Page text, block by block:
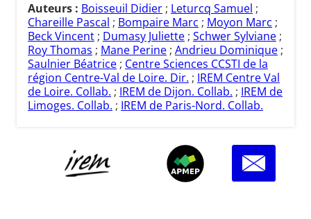
Auteurs : Boisseuil Didier ; Leturcq Samuel ;
Chareille Pascal ; Bompaire Marc ; Moyon Marc ;
Beck Vincent ; Dumasy Juliette ; Schwer Sylviane ;
Roy Thomas ; Mane Perine ; Andrieu Dominique ;
Saulnier Béatrice ; Centre Sciences CCSTI de la
région Centre-Val de Loire. Dir. ; IREM Centre Val
de Loire. Collab. ; IREM de Dijon. Collab. ; IREM de
Limoges. Collab. ; IREM de Paris-Nord. Collab.